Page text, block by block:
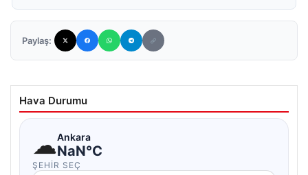
Paylaş:
Hava Durumu
☁Ankara
NaN°C
ŞEHIR SEÇ